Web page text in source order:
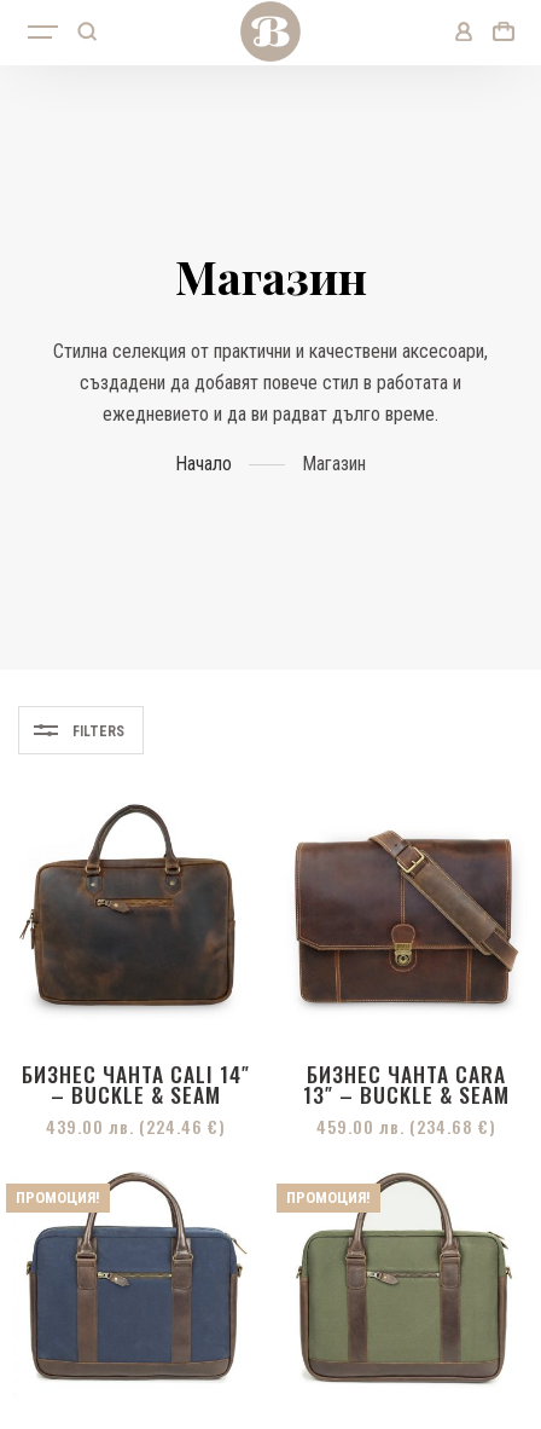
Магазин
Стилна селекция от практични и качествени аксесоари,
създадени да добавят повече стил в работата и
ежедневието и да ви радват дълго време.
Начало Магазин
FILTERS
БИЗНЕС ЧАНТА CALI 14″
– BUCKLE & SEAM
439.00 лв. (224.46 €)
БИЗНЕС ЧАНТА CARA
13″ – BUCKLE & SEAM
459.00 лв. (234.68 €)
ПРОМОЦИЯ! ПРОМОЦИЯ!